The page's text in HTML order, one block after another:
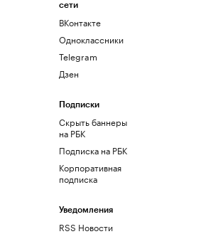
сети
ВКонтакте
Одноклассники
Telegram
Дзен
Подписки
Скрыть баннеры
на РБК
Подписка на РБК
Корпоративная
подписка
Уведомления
RSS Новости